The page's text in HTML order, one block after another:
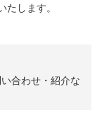
します。
合わせ・紹介な